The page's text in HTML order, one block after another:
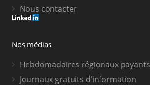
Nous contacter
Nos médias
Hebdomadaires régionaux payants
Journaux gratuits d’information